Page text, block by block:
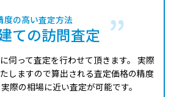
度の高い査定方法
ての訪問査定
伺って査定を行わせて頂きます。 実際
しますので算出される査定価格の精度
実際の相場に近い査定が可能です。